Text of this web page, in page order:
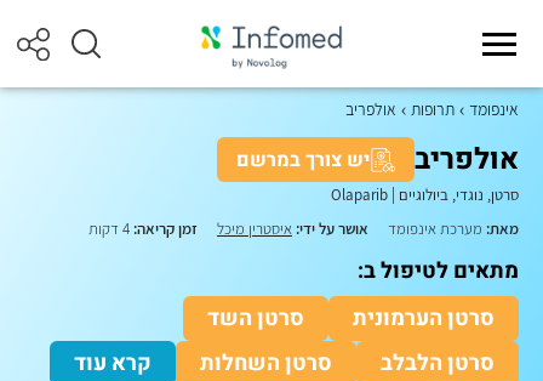
אינפומד תרופות אולפריב
אולפריב יש צורך במרשם
סרטן, נוגדי, ביולוגיים Olaparib
מאת: מערכת אינפומד אושר על ידי: איסטרין מיכל זמן קריאה:
מתאים לטיפול ב:
סרטן הערמונית
סרטן השד
סרטן הלבלב
סרטן השחלות קרא עוד